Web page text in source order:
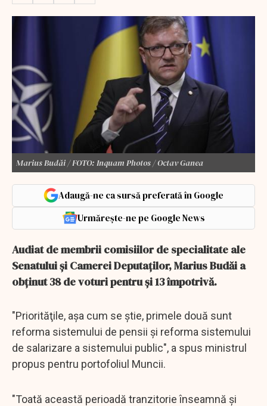
Marius Budăi / FOTO: Inquam Photos / Octav Ganea
Adaugă-ne ca sursă preferată în Google
Urmărește-ne pe Google News
Audiat de membrii comisiilor de specialitate ale
Senatului şi Camerei Deputaţilor, Marius Budăi a
obţinut 38 de voturi pentru şi 13 împotrivă.
"Priorităţile, aşa cum se ştie, primele două sunt
reforma sistemului de pensii şi reforma sistemului
de salarizare a sistemului public", a spus ministrul
propus pentru portofoliul Muncii.
"Toată această perioadă tranzitorie înseamnă și